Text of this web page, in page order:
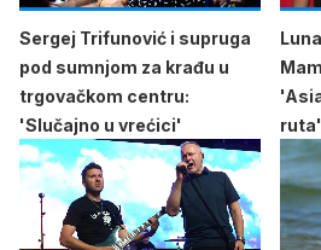
Sergej Trifunović i supruga
pod sumnjom za krađu u
trgovačkom centru:
'Slučajno u vrećici'
ruta'